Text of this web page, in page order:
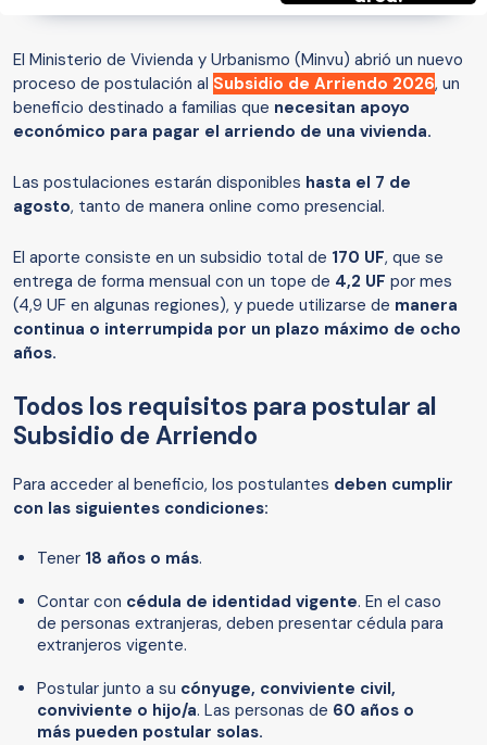
El Ministerio de Vivienda y Urbanismo (Minvu) abrió un nuevo
proceso de postulación al Subsidio de Arriendo 2026, un
beneficio destinado a familias que necesitan apoyo
económico para pagar el arriendo de una vivienda.
Las postulaciones estarán disponibles hasta el 7 de
agosto, tanto de manera online como presencial.
El aporte consiste en un subsidio total de 170 UF, que se
entrega de forma mensual con un tope de 4,2 UF por mes
(4,9 UF en algunas regiones), y puede utilizarse de manera
continua o interrumpida por un plazo máximo de ocho
años.
Todos los requisitos para postular al
Subsidio de Arriendo
Para acceder al beneficio, los postulantes deben cumplir
con las siguientes condiciones:
Tener 18 años o más.
Contar con cédula de identidad vigente. En el caso
de personas extranjeras, deben presentar cédula para
extranjeros vigente.
Postular junto a su cónyuge, conviviente civil,
conviviente o hijo/a. Las personas de 60 años o
más pueden postular solas.